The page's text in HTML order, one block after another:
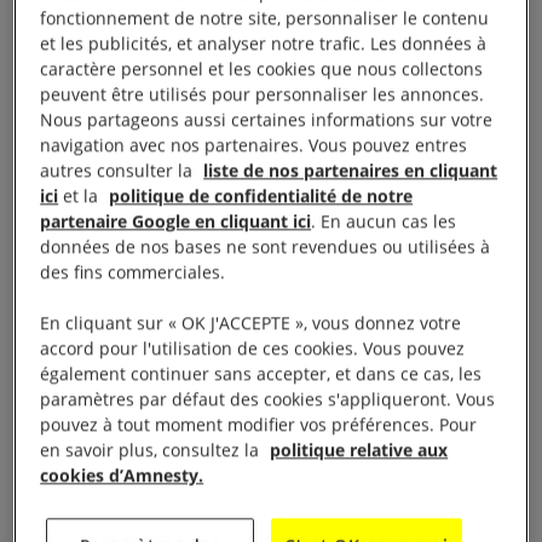
viol, d’esclavage sexuel, d’autres formes de violence
sexuelle, d’asservissement, d’extermination et de
persécution.
Des centaines de milliers d’enfants ont été déplacés
et beaucoup ont été exposés de façon répétée au
risque de mort et de blessure au cours des attaques
ou pendant leur fuite. Un nombre incalculable
personnes en situation de handicap et les
personnes âgées ont été confrontées à des risques
considérables, tels que des attaques ciblées,
l’abandon et l’impossibilité de bénéficier de l’aide
essentielle dont elles avaient besoin.
Au fil de leurs attaques dans le Darfour
fonctionnement de notre site, personnaliser le contenu
et les publicités, et analyser notre trafic. Les données à
caractère personnel et les cookies que nous collectons
peuvent être utilisés pour personnaliser les annonces.
Nous partageons aussi certaines informations sur votre
navigation avec nos partenaires. Vous pouvez entres
autres consulter la liste de nos partenaires en cliquant
ici et la politique de confidentialité de notre
partenaire Google en cliquant ici. En aucun cas les
données de nos bases ne sont revendues ou utilisées à
des fins commerciales.
En cliquant sur « OK J'ACCEPTE », vous donnez votre
accord pour l'utilisation de ces cookies. Vous pouvez
également continuer sans accepter, et dans ce cas, les
paramètres par défaut des cookies s'appliqueront. Vous
pouvez à tout moment modifier vos préférences. Pour
en savoir plus, consultez la politique relative aux
cookies d’Amnesty.